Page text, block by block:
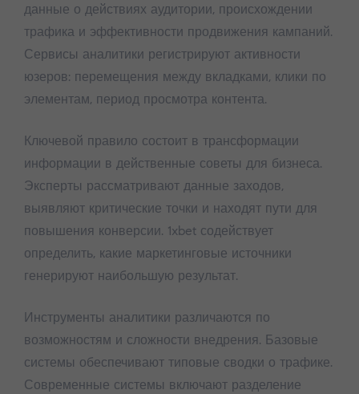
данные о действиях аудитории, происхождении
трафика и эффективности продвижения кампаний.
Сервисы аналитики регистрируют активности
юзеров: перемещения между вкладками, клики по
элементам, период просмотра контента.
Ключевой правило состоит в трансформации
информации в действенные советы для бизнеса.
Эксперты рассматривают данные заходов,
выявляют критические точки и находят пути для
повышения конверсии. 1xbet содействует
определить, какие маркетинговые источники
генерируют наибольшую результат.
Инструменты аналитики различаются по
возможностям и сложности внедрения. Базовые
системы обеспечивают типовые сводки о трафике.
Современные системы включают разделение